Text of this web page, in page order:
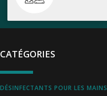
CATÉGORIES
DÉSINFECTANTS POUR LES MAINS